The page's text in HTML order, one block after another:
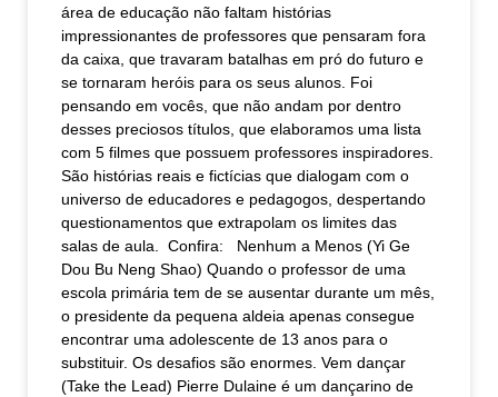
área de educação não faltam histórias
impressionantes de professores que pensaram fora
da caixa, que travaram batalhas em pró do futuro e
se tornaram heróis para os seus alunos. Foi
pensando em vocês, que não andam por dentro
desses preciosos títulos, que elaboramos uma lista
com 5 filmes que possuem professores inspiradores.
São histórias reais e fictícias que dialogam com o
universo de educadores e pedagogos, despertando
questionamentos que extrapolam os limites das
salas de aula. Confira: Nenhum a Menos (Yi Ge
Dou Bu Neng Shao) Quando o professor de uma
escola primária tem de se ausentar durante um mês,
o presidente da pequena aldeia apenas consegue
encontrar uma adolescente de 13 anos para o
substituir. Os desafios são enormes. Vem dançar
(Take the Lead) Pierre Dulaine é um dançarino de